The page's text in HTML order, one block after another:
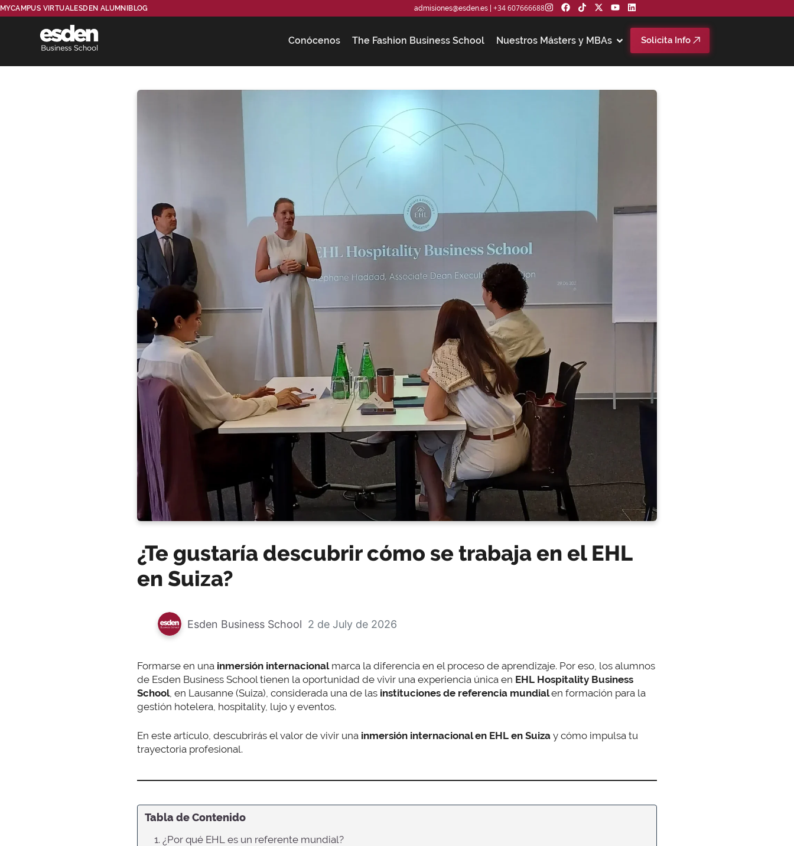
MYCAMPUS VIRTUALESDEN ALUMNI BLOG admisiones@esden.es| +34 607666688
Conócenos The Fashion Business School Nuestros Másters y MBAs Solicita Info
¿Te gustaría descubrir cómo se trabaja en el EHL
en Suiza?
Esden Business School 2 de July de 2026
Formarse en una inmersión internacionalmarca la diferencia en el proceso de aprendizaje. Por eso, los alumnos
de Esden Business School tienen la oportunidad de vivir una experiencia única en EHL Hospitality Business
School, en Lausanne (Suiza), considerada una de las instituciones de referencia mundialen formación para la
gestión hotelera, hospitality, lujo y eventos.
En este artículo, descubrirás el valor de vivir una inmersión internacional en EHL en Suiza y cómo impulsa tu
trayectoria profesional.
Tabla de Contenido
1. ¿Por qué EHL es un referente mundial?